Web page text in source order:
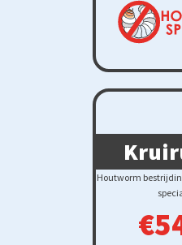
Houtworm